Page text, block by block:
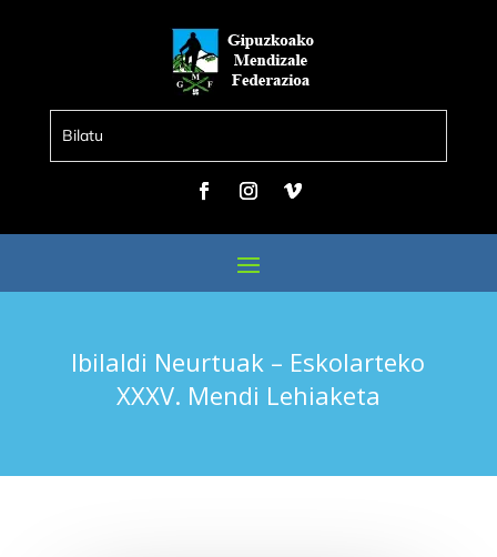
Ibilaldi Neurtuak – Eskolarteko
XXXV. Mendi Lehiaketa